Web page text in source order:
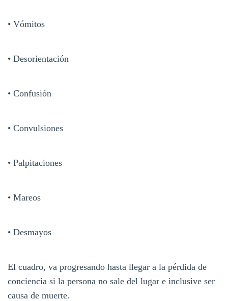
• Vómitos
• Desorientación
• Confusión
• Convulsiones
• Palpitaciones
• Mareos
• Desmayos
El cuadro, va progresando hasta llegar a la pérdida de
conciencia si la persona no sale del lugar e inclusive ser
causa de muerte.